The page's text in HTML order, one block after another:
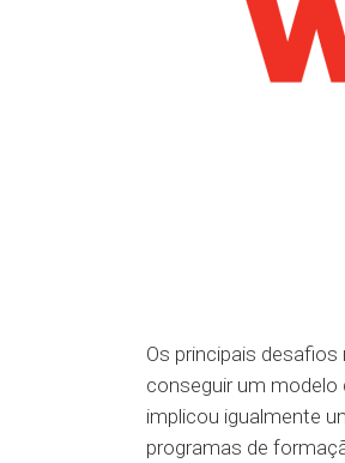
Os principais
conseguir um modelo
implicou igualmente
programas de